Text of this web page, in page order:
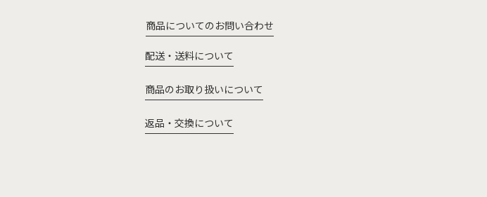
商品についてのお問い合わせ
配送・送料について
商品のお取り扱いについて
返品・交換について